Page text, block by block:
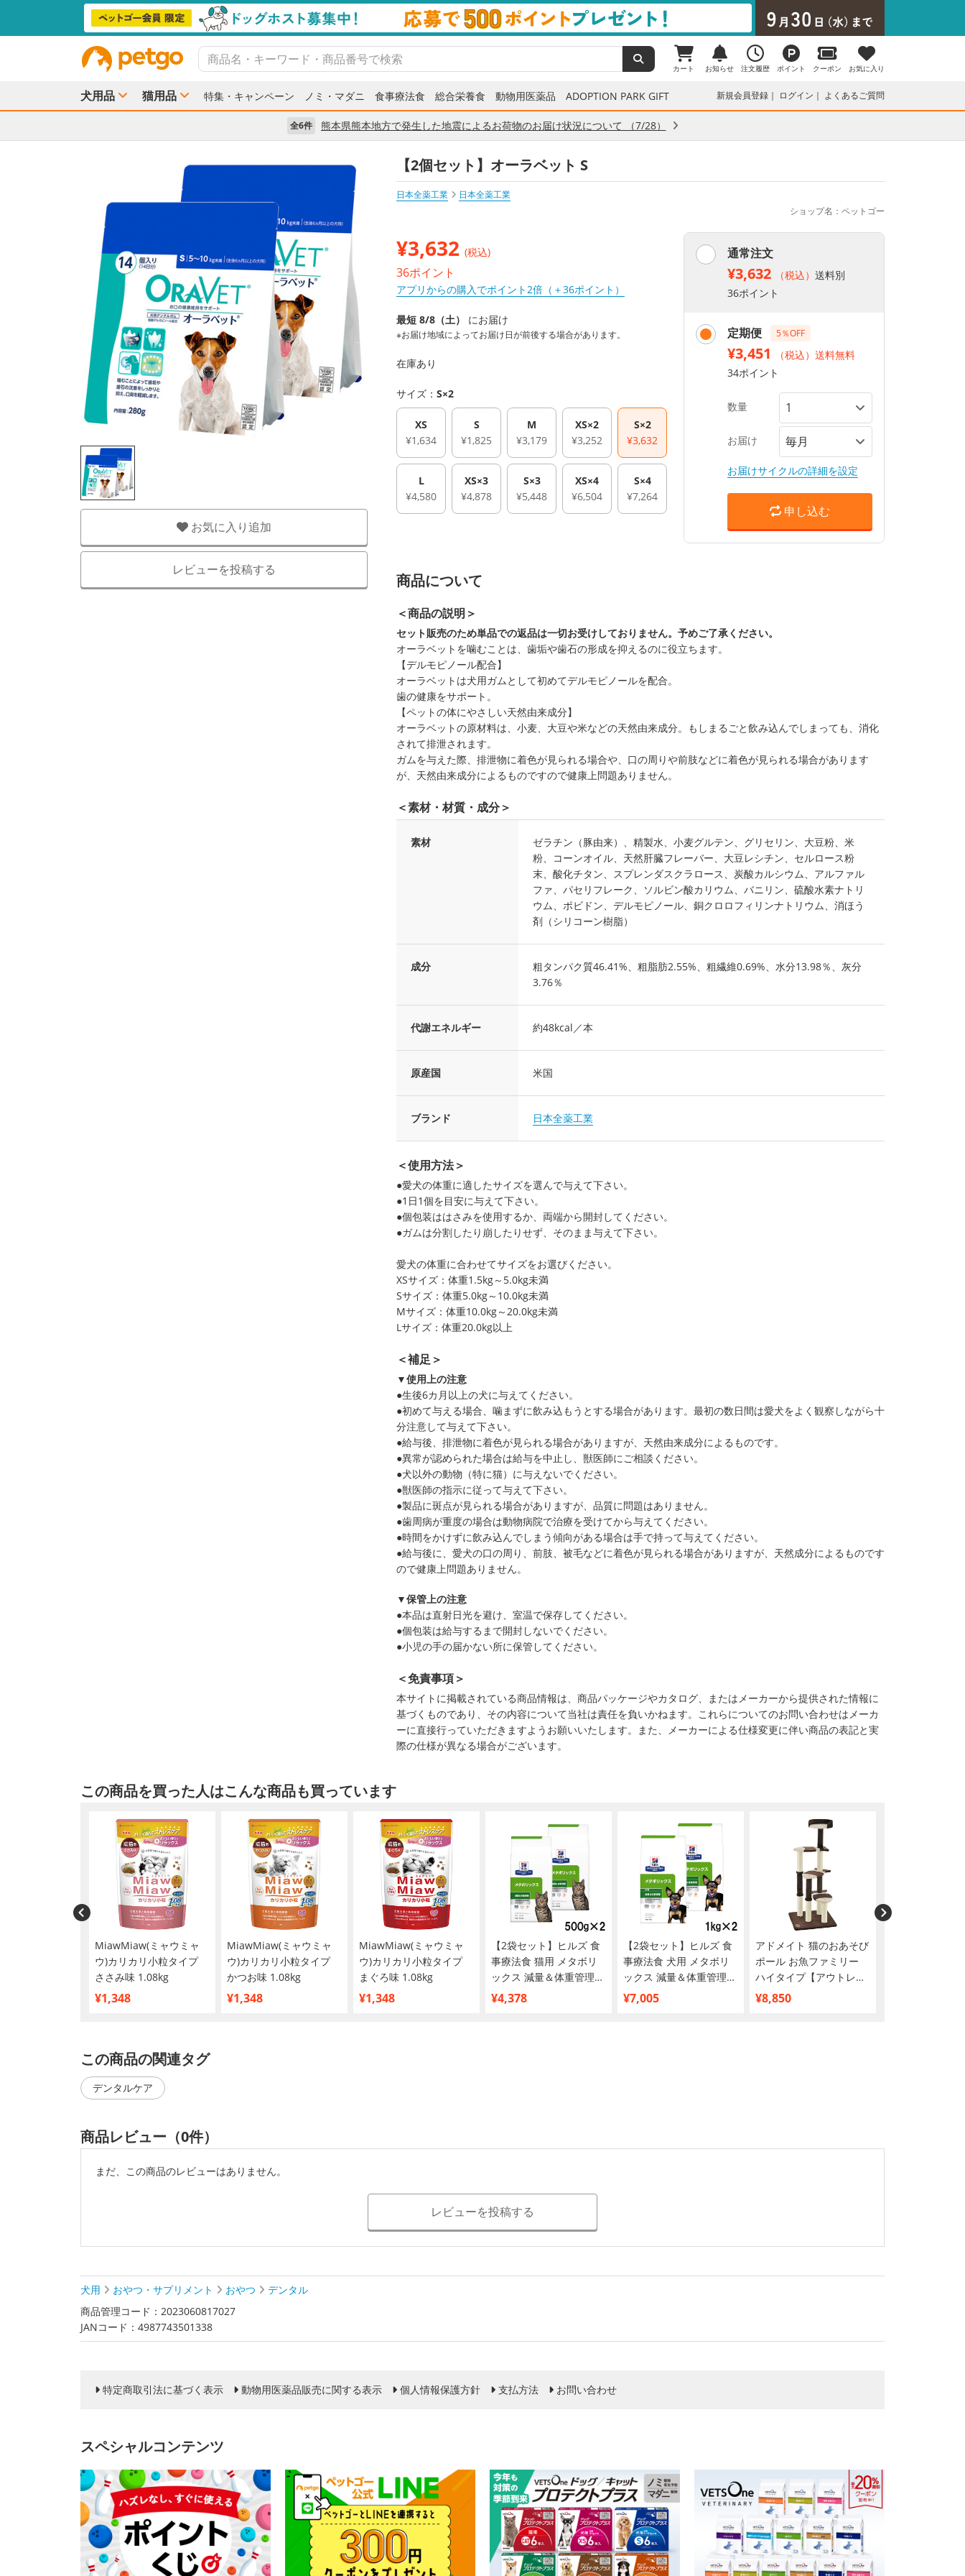
カート お知らせ 注文履歴 ポイント クーポン お気に入り
犬用品 猫用品 特集・キャンペーン ノミ・マダニ 食事療法食 総合栄養食 動物用医薬品 ADOPTION PARK GIFT 新規会員登録 ログイン よくあるご質問
全6件 熊本県熊本地方で発生した地震によるお荷物のお届け状況について （7/28）
お気に入り追加
レビューを投稿する
【2個セット】オーラベット S
日本全薬工業
日本全薬工業
ショップ名：ペットゴー
¥3,632 (税込)
36ポイント
アプリからの購入でポイント2倍（＋36ポイント）
最短 8/8（土） にお届け
※お届け地域によってお届け日が前後する場合があります。
在庫あり
サイズ： S×2
XS
¥1,634
S
¥1,825
M
¥3,179
XS×2
¥3,252
S×2
¥3,632
L
¥4,580
XS×3
¥4,878
S×3
¥5,448
XS×4
¥6,504
S×4
¥7,264
通常注文
¥3,632 （税込） 送料別
36ポイント
定期便 5％OFF
¥3,451
（税込）送料無料
34ポイント
数量
お届け
お届けサイクルの詳細を設定
申し込む
商品について
＜商品の説明＞
セット販売のため単品での返品は一切お受けしておりません。予めご了承ください。
オーラベットを噛むことは、歯垢や歯石の形成を抑えるのに役立ちます。
【デルモピノール配合】
オーラベットは犬用ガムとして初めてデルモピノールを配合。
歯の健康をサポート。
【ペットの体にやさしい天然由来成分】
オーラベットの原材料は、小麦、大豆や米などの天然由来成分。もしまるごと飲み込んでしまっても、消化
されて排泄されます。
ガムを与えた際、排泄物に着色が見られる場合や、口の周りや前肢などに着色が見られる場合があります
が、天然由来成分によるものですので健康上問題ありません。
＜素材・材質・成分＞
素材
ゼラチン（豚由来）、精製水、小麦グルテン、グリセリン、大豆粉、米
粉、コーンオイル、天然肝臓フレーバー、大豆レシチン、セルロース粉
末、酸化チタン、スプレンダスクラロース、炭酸カルシウム、アルファル
ファ、パセリフレーク、ソルビン酸カリウム、バニリン、硫酸水素ナトリ
ウム、ポビドン、デルモピノール、銅クロロフィリンナトリウム、消ほう
剤（シリコーン樹脂）
成分
粗タンパク質46.41%、粗脂肪2.55%、粗繊維0.69%、水分13.98％、灰分
3.76％
代謝エネルギー 約48kcal／本
原産国 米国
ブランド 日本全薬工業
＜使用方法＞
●愛犬の体重に適したサイズを選んで与えて下さい。
●1日1個を目安に与えて下さい。
●個包装ははさみを使用するか、両端から開封してください。
●ガムは分割したり崩したりせず、そのまま与えて下さい。
愛犬の体重に合わせてサイズをお選びください。
XSサイズ：体重1.5kg～5.0kg未満
Sサイズ：体重5.0kg～10.0kg未満
Mサイズ：体重10.0kg～20.0kg未満
Lサイズ：体重20.0kg以上
＜補足＞
▼使用上の注意
●生後6カ月以上の犬に与えてください。
●初めて与える場合、噛まずに飲み込もうとする場合があります。最初の数日間は愛犬をよく観察しながら十
分注意して与えて下さい。
●給与後、排泄物に着色が見られる場合がありますが、天然由来成分によるものです。
●異常が認められた場合は給与を中止し、獣医師にご相談ください。
●犬以外の動物（特に猫）に与えないでください。
●獣医師の指示に従って与えて下さい。
●製品に斑点が見られる場合がありますが、品質に問題はありません。
●歯周病が重度の場合は動物病院で治療を受けてから与えてください。
●時間をかけずに飲み込んでしまう傾向がある場合は手で持って与えてください。
●給与後に、愛犬の口の周り、前肢、被毛などに着色が見られる場合がありますが、天然成分によるものです
ので健康上問題ありません。
▼保管上の注意
●本品は直射日光を避け、室温で保存してください。
●個包装は給与するまで開封しないでください。
●小児の手の届かない所に保管してください。
＜免責事項＞
本サイトに掲載されている商品情報は、商品パッケージやカタログ、またはメーカーから提供された情報に
基づくものであり、その内容について当社は責任を負いかねます。これらについてのお問い合わせはメーカ
ーに直接行っていただきますようお願いいたします。また、メーカーによる仕様変更に伴い商品の表記と実
際の仕様が異なる場合がございます。
この商品を買った人はこんな商品も買っています
MiawMiaw(ミャウミャ
ウ)カリカリ小粒タイプ
ささみ味 1.08kg
¥1,348
MiawMiaw(ミャウミャ
ウ)カリカリ小粒タイプ
かつお味 1.08kg
¥1,348
MiawMiaw(ミャウミャ
ウ)カリカリ小粒タイプ
まぐろ味 1.08kg
¥1,348
【2袋セット】ヒルズ 食
事療法食 猫用 メタボリ
ックス 減量＆体重管理
ドライ 500g
¥4,378
【2袋セット】ヒルズ 食
事療法食 犬用 メタボリ
ックス 減量＆体重管理
ドライ 小粒 1kg
¥7,005
アドメイト 猫のおあそび
ポール お魚ファミリー
ハイタイプ【アウトレッ
ト】
¥8,850
この商品の関連タグ
デンタルケア
商品レビュー（0件）
まだ、この商品のレビューはありません。
レビューを投稿する
犬用 おやつ・サプリメント おやつ
デンタル
商品管理コード：2023060817027
JANコード：4987743501338
特定商取引法に基づく表示 動物用医薬品販売に関する表示 個人情報保護方針 支払方法 お問い合わせ
スペシャルコンテンツ